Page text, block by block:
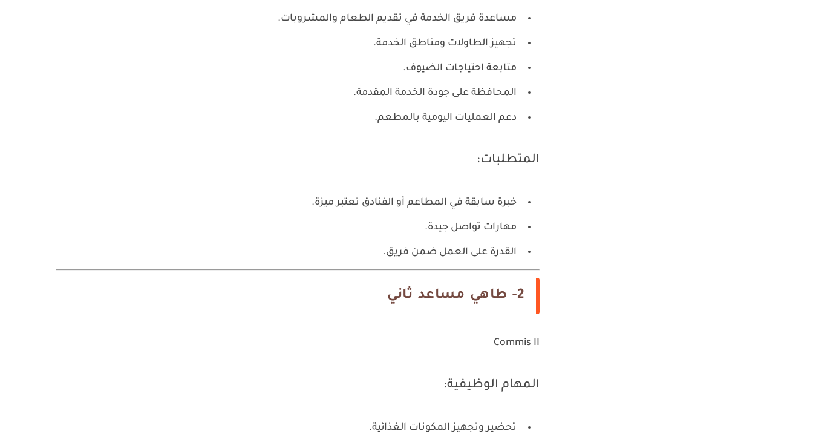
مساعدة فريق الخدمة في تقديم الطعام والمشروبات.
تجهيز الطاولات ومناطق الخدمة.
متابعة احتياجات الضيوف.
المحافظة على جودة الخدمة المقدمة.
دعم العمليات اليومية بالمطعم.
المتطلبات:
خبرة سابقة في المطاعم أو الفنادق تعتبر ميزة.
مهارات تواصل جيدة.
القدرة على العمل ضمن فريق.
2- طاهي مساعد ثاني
Commis II
المهام الوظيفية:
تحضير وتجهيز المكونات الغذائية.